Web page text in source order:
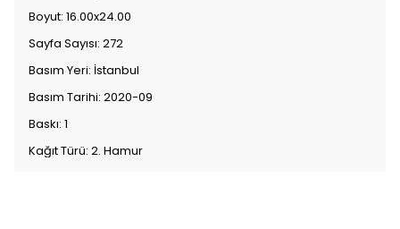
Boyut: 16.00x24.00
Sayfa Sayısı: 272
Basım Yeri: İstanbul
Basım Tarihi: 2020-09
Baskı: 1
Kağıt Türü: 2. Hamur